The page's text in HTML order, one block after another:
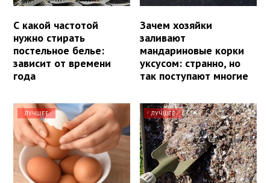
С какой частотой
нужно стирать
постельное белье:
зависит от времени
года
Зачем хозяйки
заливают
мандариновые корки
уксусом: странно, но
так поступают многие
ЛУЧШЕЕ ЛУЧШЕЕ